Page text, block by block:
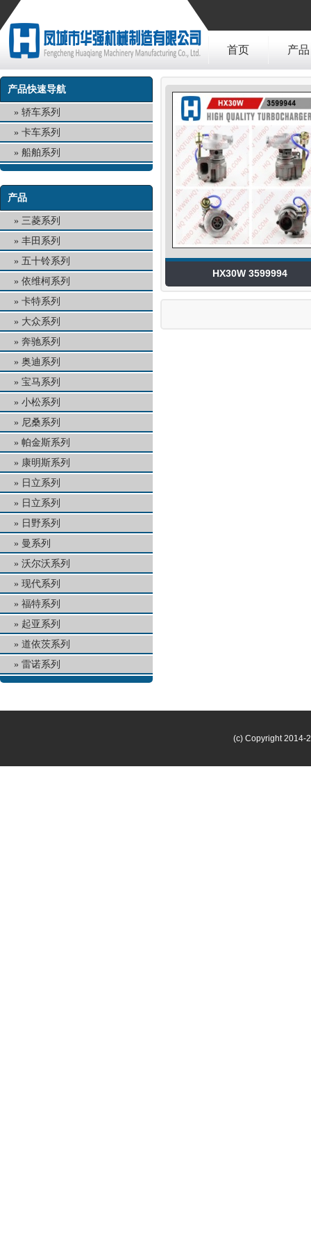
首页 产品
产品快速导航
轿车系列
卡车系列
船舶系列
产品
三菱系列
丰田系列
五十铃系列
依维柯系列
卡特系列
大众系列
奔驰系列
奥迪系列
宝马系列
小松系列
尼桑系列
帕金斯系列
康明斯系列
日立系列
日立系列
日野系列
曼系列
沃尔沃系列
现代系列
福特系列
起亚系列
道依茨系列
雷诺系列
HX30W 3599994
(c) Copyright 2014-